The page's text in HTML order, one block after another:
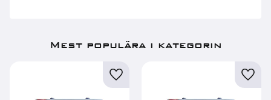
Mest populära i kategorin